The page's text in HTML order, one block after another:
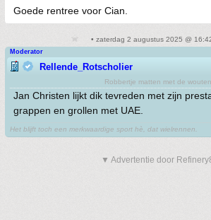
Goede rentree voor Cian.
• zaterdag 2 augustus 2025 @
Moderator
Rellende_Rotscholier
Robbertje matten met de wouten
Jan Christen lijkt dik tevreden met zijn
grappen en grollen met UAE.
Het blijft toch een merkwaardige sport hè, dat wielrennen.
▼ Advertentie door